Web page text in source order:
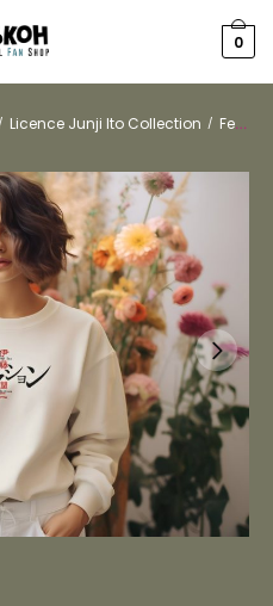
0
/ Licence Junji Ito Collection / Femmes